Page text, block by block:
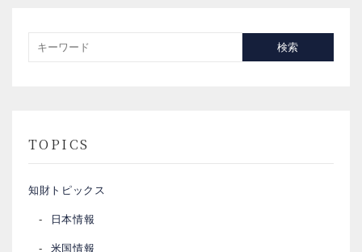
検索
TOPICS
知財トピックス
日本情報
米国情報